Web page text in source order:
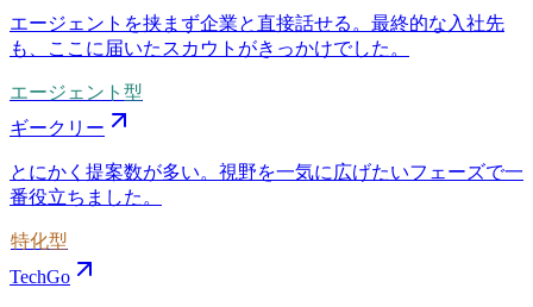
エージェントを挟まず企業と直接話せる。最終的な入社先
も、ここに届いたスカウトがきっかけでした。
エージェント型
ギークリー
とにかく提案数が多い。視野を一気に広げたいフェーズで一
番役立ちました。
特化型
TechGo